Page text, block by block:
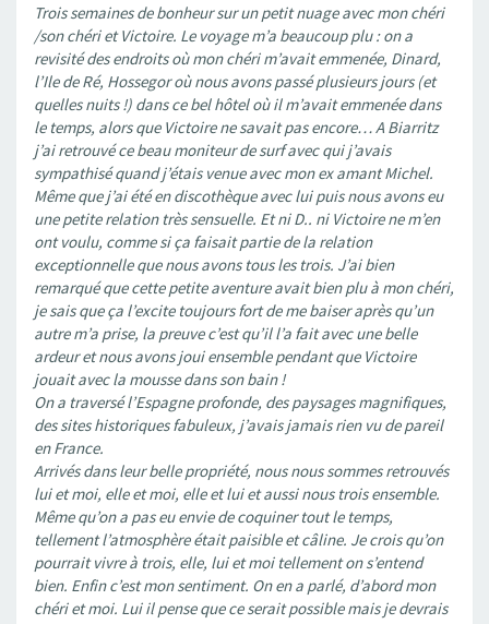
Trois semaines de bonheur sur un petit nuage avec mon chéri
/son chéri et Victoire. Le voyage m’a beaucoup plu : on a
revisité des endroits où mon chéri m’avait emmenée, Dinard,
l’Ile de Ré, Hossegor où nous avons passé plusieurs jours (et
quelles nuits !) dans ce bel hôtel où il m’avait emmenée dans
le temps, alors que Victoire ne savait pas encore… A Biarritz
j’ai retrouvé ce beau moniteur de surf avec qui j’avais
sympathisé quand j’étais venue avec mon ex amant Michel.
Même que j’ai été en discothèque avec lui puis nous avons eu
une petite relation très sensuelle. Et ni D.. ni Victoire ne m’en
ont voulu, comme si ça faisait partie de la relation
exceptionnelle que nous avons tous les trois. J’ai bien
remarqué que cette petite aventure avait bien plu à mon chéri,
je sais que ça l’excite toujours fort de me baiser après qu’un
autre m’a prise, la preuve c’est qu’il l’a fait avec une belle
ardeur et nous avons joui ensemble pendant que Victoire
jouait avec la mousse dans son bain !
On a traversé l’Espagne profonde, des paysages magnifiques,
des sites historiques fabuleux, j’avais jamais rien vu de pareil
en France.
Arrivés dans leur belle propriété, nous nous sommes retrouvés
lui et moi, elle et moi, elle et lui et aussi nous trois ensemble.
Même qu’on a pas eu envie de coquiner tout le temps,
tellement l’atmosphère était paisible et câline. Je crois qu’on
pourrait vivre à trois, elle, lui et moi tellement on s’entend
bien. Enfin c’est mon sentiment. On en a parlé, d’abord mon
chéri et moi. Lui il pense que ce serait possible mais je devrais